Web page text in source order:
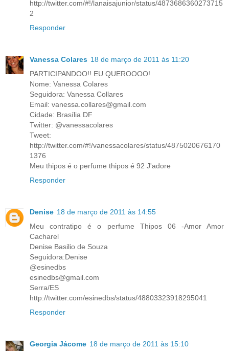
http://twitter.com/#!/lanaisajunior/status/4873686360273715
2
Responder
Vanessa Colares 18 de março de 2011 às 11:20
PARTICIPANDOO!! EU QUEROOOO!
Nome: Vanessa Colares
Seguidora: Vanessa Collares
Email: vanessa.collares@gmail.com
Cidade: Brasília DF
Twitter: @vanessacolares
Tweet:
http://twitter.com/#!/vanessacolares/status/4875020676170
1376
Meu thipos é o perfume thipos é 92 J'adore
Responder
Denise 18 de março de 2011 às 14:55
Meu contratipo é o perfume Thipos 06 -Amor Amor
Cacharel
Denise Basilio de Souza
Seguidora:Denise
@esinedbs
esinedbs@gmail.com
Serra/ES
http://twitter.com/esinedbs/status/48803323918295041
Responder
Georgia Jácome 18 de março de 2011 às 15:10